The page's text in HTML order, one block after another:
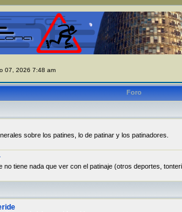
07, 2026 7:48 am
Foro
sobre los patines, lo de patinar y los patinadores.
no tiene nada que ver con el patinaje (otros deportes,